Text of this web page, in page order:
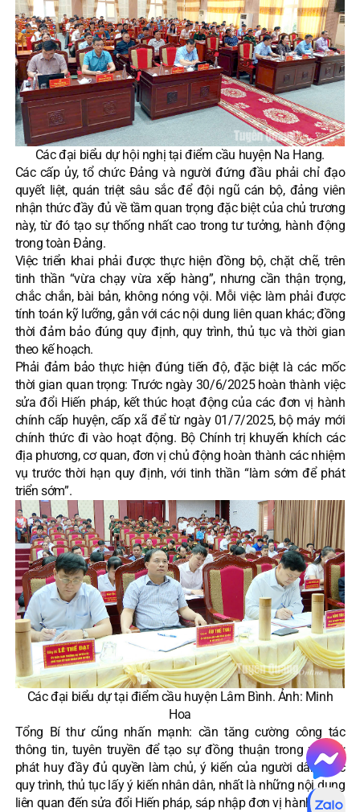
Các đại biểu dự hội nghị tại điểm cầu huyện Na Hang.
Các cấp ủy, tổ chức Đảng và người đứng đầu phải chỉ đạo
quyết liệt, quán triệt sâu sắc để đội ngũ cán bộ, đảng viên
nhận thức đầy đủ về tầm quan trọng đặc biệt của chủ trương
này, từ đó tạo sự thống nhất cao trong tư tưởng, hành động
trong toàn Đảng.
Việc triển khai phải được thực hiện đồng bộ, chặt chẽ, trên
tinh thần “vừa chạy vừa xếp hàng”, nhưng cần thận trọng,
chắc chắn, bài bản, không nóng vội. Mỗi việc làm phải được
tính toán kỹ lưỡng, gắn với các nội dung liên quan khác; đồng
thời đảm bảo đúng quy định, quy trình, thủ tục và thời gian
theo kế hoạch.
Phải đảm bảo thực hiện đúng tiến độ, đặc biệt là các mốc
thời gian quan trọng: Trước ngày 30/6/2025 hoàn thành việc
sửa đổi Hiến pháp, kết thúc hoạt động của các đơn vị hành
chính cấp huyện, cấp xã để từ ngày 01/7/2025, bộ máy mới
chính thức đi vào hoạt động. Bộ Chính trị khuyến khích các
địa phương, cơ quan, đơn vị chủ động hoàn thành các nhiệm
vụ trước thời hạn quy định, với tinh thần “làm sớm để phát
triển sớm”.
Các đại biểu dự tại điểm cầu huyện Lâm Bình. Ảnh: Minh
Hoa
Tổng Bí thư cũng nhấn mạnh: cần tăng cường công tác
thông tin, tuyên truyền để tạo sự đồng thuận trong xã hội;
phát huy đầy đủ quyền làm chủ, ý kiến của người dân. Các
quy trình, thủ tục lấy ý kiến nhân dân, nhất là những nội dung
liên quan đến sửa đổi Hiến pháp, sáp nhập đơn vị hành chính